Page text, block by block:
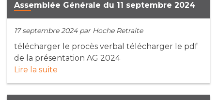
Assemblée Générale du 11 septembre 2024
17 septembre 2024 par Hoche Retraite
télécharger le procès verbal télécharger le pdf
de la présentation AG 2024
Lire la suite